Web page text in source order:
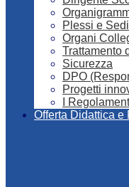
Plessi e Sedi
Organi
Trattamento
Sicurezza
DPO
Progetti
I
Offerta Didattica e